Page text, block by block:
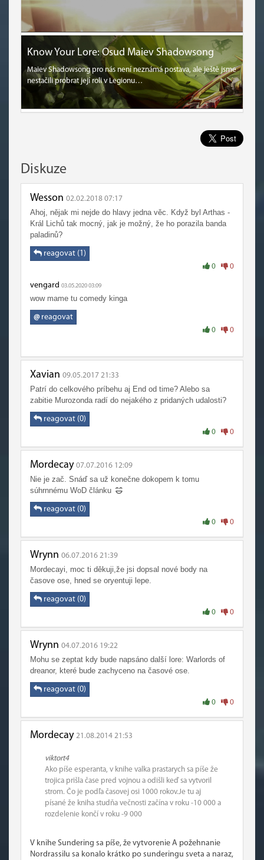
Know Your Lore: Osud Maiev Shadowsong
Maiev Shadowsong pro nás není neznámá postava, ale ještě jsme
nestačili probrat její roli v Legionu…
Diskuze
Wesson 02.02.2018 07:17
Ahoj, nějak mi nejde do hlavy jedna věc. Když byl Arthas -
Král Lichů tak mocný, jak je možný, že ho porazila banda
paladinů?
reagovat (1)
0 0
vengard 03.05.2020 03:09
wow mame tu comedy kinga
@reagovat
0 0
Xavian 09.05.2017 21:33
Patrí do celkového príbehu aj End od time? Alebo sa
zabitie Murozonda radí do nejakého z pridaných udalosti?
reagovat (0)
0 0
Mordecay 07.07.2016 12:09
Nie je zač. Snáď sa už konečne dokopem k tomu
súhrnnému WoD článku
reagovat (0)
0 0
Wrynn 06.07.2016 21:39
Mordecayi, moc ti děkuji,že jsi dopsal nové body na
časove ose, hned se oryentuji lepe.
reagovat (0)
0 0
Wrynn 04.07.2016 19:22
Mohu se zeptat kdy bude napsáno další lore: Warlords of
dreanor, které bude zachyceno na časové ose.
reagovat (0)
0 0
Mordecay 21.08.2014 21:53
viktort4
Ako píše esperanta, v knihe valka prastarych sa píše že
trojica prišla čase pred vojnou a odišli keď sa vytvoril
strom. Čo je podľa časovej osi 1000 rokov.Je tu aj
písané že kniha studňa večnosti začína v roku -10 000 a
rozdelenie končí v roku -9 000
V knihe Sundering sa píše, že vytvorenie A požehnanie
Nordrassilu sa konalo krátko po sunderingu sveta a naraz,